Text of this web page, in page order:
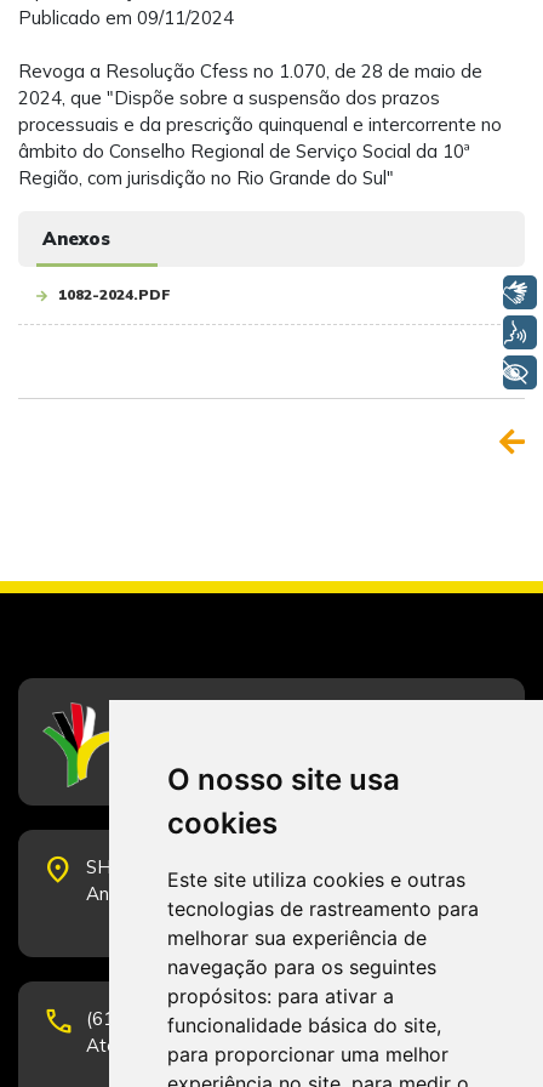
O nosso site usa
cookies
Este site utiliza cookies e outras
tecnologias de rastreamento para
melhorar sua experiência de
navegação para os seguintes
propósitos: para ativar a
funcionalidade básica do site,
para proporcionar uma melhor
Publicado em 09/11/2024
Revoga a Resolução Cfess no 1.070, de 28 de maio de
2024, que "Dispõe sobre a suspensão dos prazos
processuais e da prescrição quinquenal e intercorrente no
âmbito do Conselho Regional de Serviço Social da 10ª
Região, com jurisdição no Rio Grande do Sul"
Anexos
1082-2024.PDF
place
SHS Quadra 6, Bloco E, Complexo Brasil 21, 20º
Andar, Sala 2001 - CEP 70322-915 - Brasília/DF
phone
(61) 3223-1652 e (61) 98131-3801.
Atendimento por telefone em horário comercial
Voz